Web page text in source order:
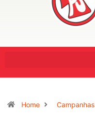
Home Campanhas